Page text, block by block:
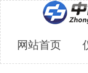
网站首页